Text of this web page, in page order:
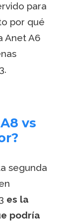
para
por qué
Anet A6
vs
segunda
es la
podría